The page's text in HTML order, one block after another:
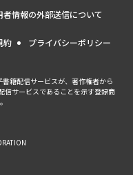
者情報の外部送信について
約 プライバシーポリシー
籍配信サービスが、著作権者から
信サービスであることを示す登録商